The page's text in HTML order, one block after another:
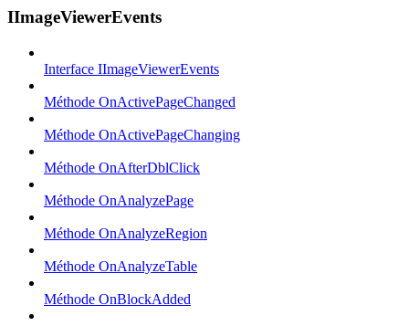
IImageViewerEvents
Interface IImageViewerEvents
Méthode OnActivePageChanged
Méthode OnActivePageChanging
Méthode OnAfterDblClick
Méthode OnAnalyzePage
Méthode OnAnalyzeRegion
Méthode OnAnalyzeTable
Méthode OnBlockAdded